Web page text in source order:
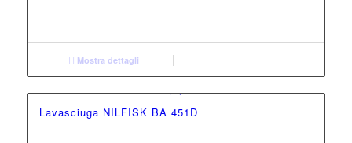
Mostra dettagli
Lavasciuga NILFISK BA 451D